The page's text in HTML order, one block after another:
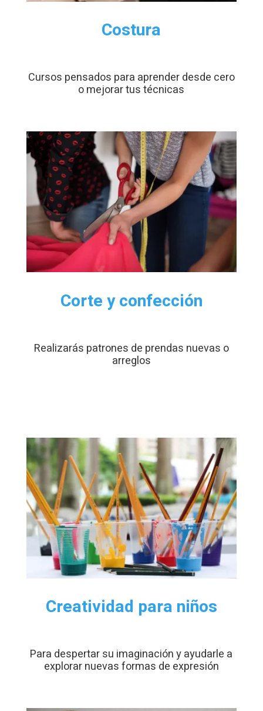
Costura
Cursos pensados para aprender desde cero
o mejorar tus técnicas
Corte y confección
Realizarás patrones de prendas nuevas o
arreglos
Creatividad para niños
Para despertar su imaginación y ayudarle a
explorar nuevas formas de expresión